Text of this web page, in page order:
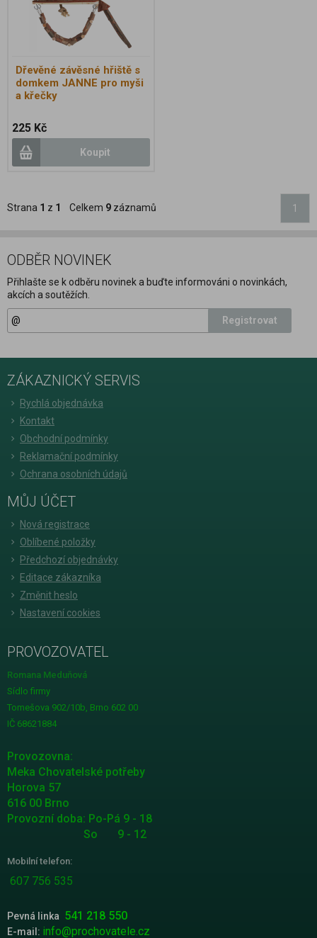
Dřevěné závěsné hřiště s
domkem JANNE pro myši
a křečky
225 Kč
Koupit
Strana 1 z 1 Celkem 9 záznamů 1
ODBĚR NOVINEK
Přihlašte se k odběru novinek a buďte informováni o novinkách,
akcích a soutěžích.
Registrovat
ZÁKAZNICKÝ SERVIS
Rychlá objednávka
Kontakt
Obchodní podmínky
Reklamační podmínky
Ochrana osobních údajů
MŮJ ÚČET
Nová registrace
Oblíbené položky
Předchozí objednávky
Editace zákazníka
Změnit heslo
Nastavení cookies
PROVOZOVATEL
Romana Meduňová
Sídlo firmy
Tomešova 902/10b, Brno 602 00
IČ 68621884
Provozovna:
Meka Chovatelské potřeby
Horova 57
616 00 Brno
Provozní doba: Po-Pá 9 - 18
So 9 - 12
Mobilní telefon:
607 756 535
Pevná linka 541 218 550
E-mail: info@prochovatele.cz